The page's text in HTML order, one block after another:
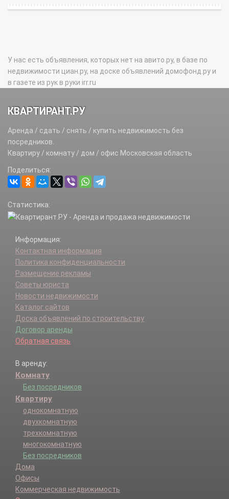
У нас есть объявления, которых нет на авито.ру, в базе по
недвижимости циан.ру, на доске объявлений домофонд.ру и
в газете из рук в руки irr.ru
КВАРТИРАНТ.РУ
Аренда / сдать / снять / купить недвижимость без
посредников.
Квартиру / комнату / дом / офис Московская область
Поделиться:
Статистика:
Информация:
Контактная информация
Политика конфиденциальности
Размещение рекламы
Советы юриста
Новости недвижимости
Каталог сайтов
Доска объявлений по строительству
Договор аренды
Обратная связь
В аренду:
Комнату
Без посредников
Квартиру
однокомнатную
двухкомнатную
трехкомнатную
многокомнатную
Без посредников
Дома
Офисы
Коммерческая недвижимость